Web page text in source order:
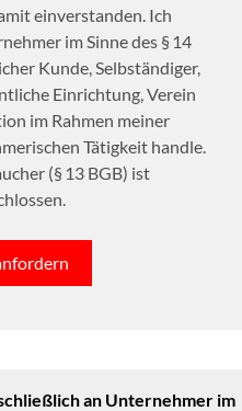
einverstanden. Ich
im Sinne des § 14
Kunde, Selbständiger,
Einrichtung, Verein
im Rahmen meiner
Tätigkeit handle.
(§ 13 BGB) ist
an Unternehmer im